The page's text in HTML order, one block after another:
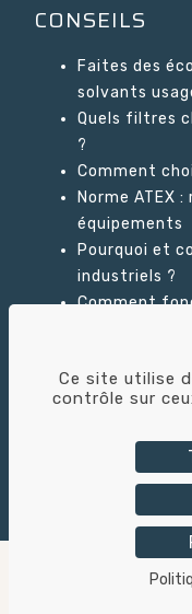
CONSEILS
Faites des
solvants
Quels filtres
?
Comment
Norme ATEX
équipements
Pourquoi et
industriels ?
Comment
GLOSSAIRE
Tricolor
Mentions légales
Ce site utilise
contrôle sur